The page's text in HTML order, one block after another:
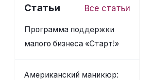
Статьи Все статьи
Программа поддержки
малого бизнеса «Старт!»
Американский маникюр: